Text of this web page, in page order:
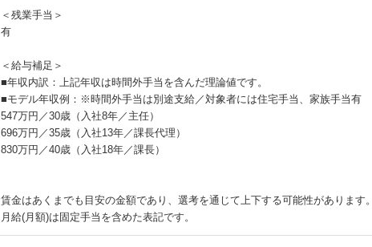
＜残業手当＞
有
＜給与補足＞
■年収内訳：上記年収は時間外手当を含んだ理論値です。
■モデル年収例：※時間外手当は別途支給／対象者には住宅手当、家族手当有
547万円／30歳（入社8年／主任）
696万円／35歳（入社13年／課長代理）
830万円／40歳（入社18年／課長）
賃金はあくまでも目安の金額であり、選考を通じて上下する可能性があります。
月給(月額)は固定手当を含めた表記です。